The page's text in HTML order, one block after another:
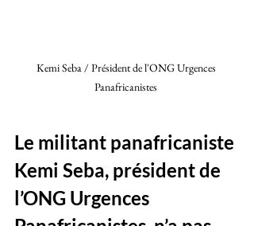
Kemi Seba / Président de l'ONG Urgences
Panafricanistes
Le militant panafricaniste
Kemi Seba, président de
l’ONG Urgences